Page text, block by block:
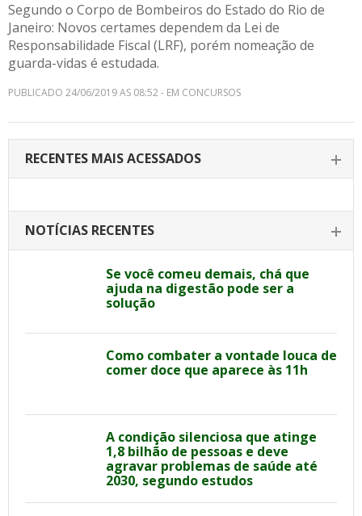
Segundo o Corpo de Bombeiros do Estado do Rio de
Janeiro: Novos certames dependem da Lei de
Responsabilidade Fiscal (LRF), porém nomeação de
guarda-vidas é estudada.
PUBLICADO 24/06/2019 AS 08:52 - EM CONCURSOS
RECENTES MAIS ACESSADOS
NOTÍCIAS RECENTES
Se você comeu demais, chá que
ajuda na digestão pode ser a
solução
Como combater a vontade louca de
comer doce que aparece às 11h
A condição silenciosa que atinge
1,8 bilhão de pessoas e deve
agravar problemas de saúde até
2030, segundo estudos